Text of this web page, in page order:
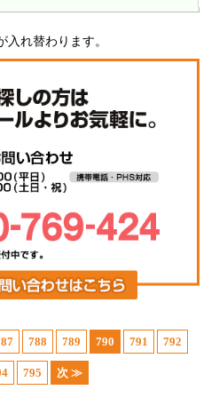
れ替わります。
788 789 790 791 792
795 次 ≫